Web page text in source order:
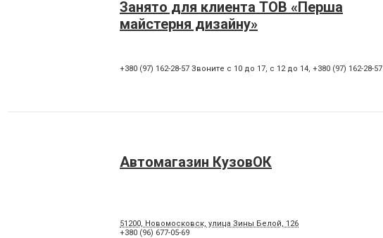
Занято для клиента ТОВ «Перша
майстерня дизайну»
+380 (97) 162-28-57 Звоните с 10 до 17, с 12 до 14, +380 (97) 162-28-57
Автомагазин КузовОК
51200, Новомосковск, улица Зины Белой, 126
+380 (96) 677-05-69